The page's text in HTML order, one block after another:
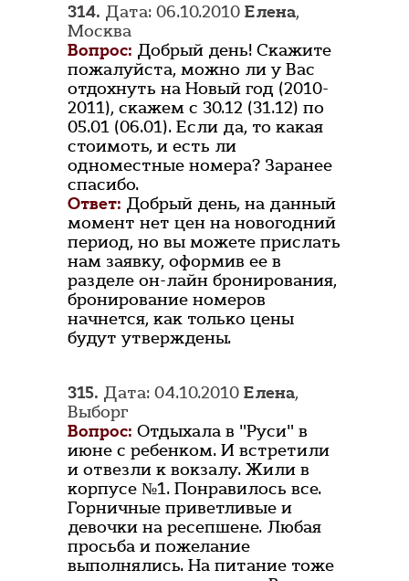
314. Дата: 06.10.2010 Елена,
Москва
Вопрос: Добрый день! Скажите
пожалуйста, можно ли у Вас
отдохнуть на Новый год (2010-
2011), скажем с 30.12 (31.12) по
05.01 (06.01). Если да, то какая
стоимоть, и есть ли
одноместные номера? Заранее
спасибо.
Ответ: Добрый день, на данный
момент нет цен на новогодний
период, но вы можете прислать
нам заявку, оформив ее в
разделе он-лайн бронирования,
бронирование номеров
начнется, как только цены
будут утверждены.
315. Дата: 04.10.2010 Елена,
Выборг
Вопрос: Отдыхала в "Руси" в
июне с ребенком. И встретили
и отвезли к вокзалу. Жили в
корпусе №1. Понравилось все.
Горничные приветливые и
девочки на ресепшене. Любая
просьба и пожелание
выполнялись. На питание тоже